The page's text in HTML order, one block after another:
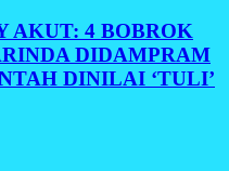
AKUT: 4 BOBROK
DIDAMPRAM
DINILAI ‘TULI’